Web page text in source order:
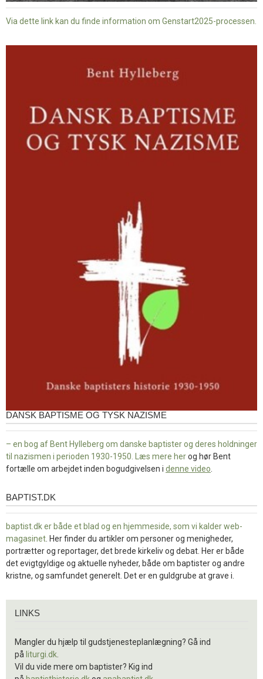
Via dette link kan du finde information om Genstart2025-processen.
DANSK BAPTISME OG TYSK NAZISME
– en bog af Bent Hylleberg om danske baptister og deres holdninger
til nazismen i perioden 1930-1950. Læs mere herog hør Bent
fortælle om arbejdet inden bogudgivelsen i denne video
baptist.dk
BAPTIST.DK
baptist.dk er både et blad og en hjemmeside, som vi kalder web-
magasinet . Her finder du artikler om personer og menigheder,
portrætter og reportager, det brede kirkeliv og debat. Her er både
det evigtgyldige og aktuelle nyheder, både om baptister og andre
kristne, og samfundet generelt. Det er en guldgrube at grave i.
LINKS
Mangler du hjælp til gudstjenesteplanlægning? Gå ind
på liturgi.dk
Vil du vide mere om baptister? Kig ind